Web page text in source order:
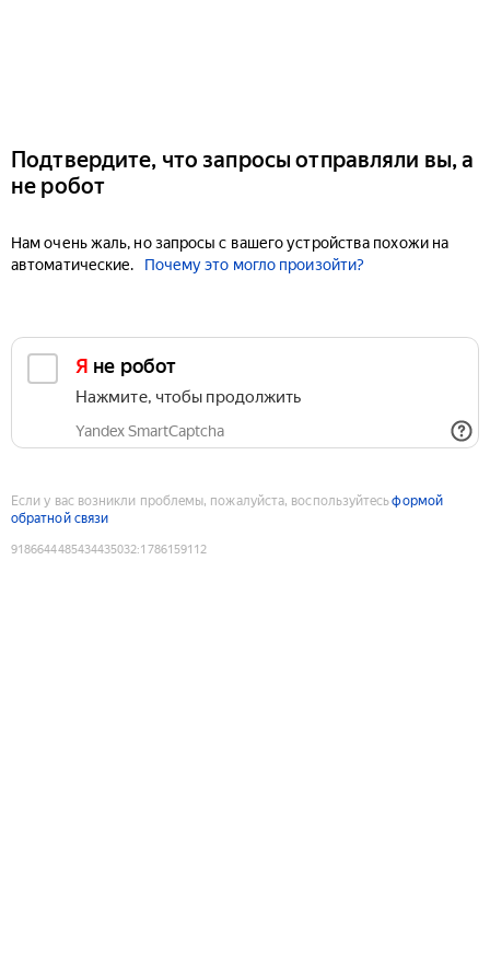
Подтвердите, что запросы отправляли вы, а
не робот
Нам очень жаль, но запросы с вашего устройства похожи на
автоматические.
Почему это могло произойти?
Я не робот
Нажмите, чтобы продолжить
Yandex SmartCaptcha
Если у вас возникли проблемы, пожалуйста, воспользуйтесьформой
обратной связи
9186644485434435032:1786159112